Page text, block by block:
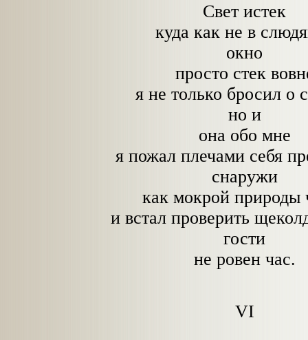
Свет истек
куда как не в
окно
просто стек
я не только бросил о
но и
она обо мне
я пожал плечами себя
снаружи
как мокрой природы
и встал проверить
гости
не ровен час.
VI